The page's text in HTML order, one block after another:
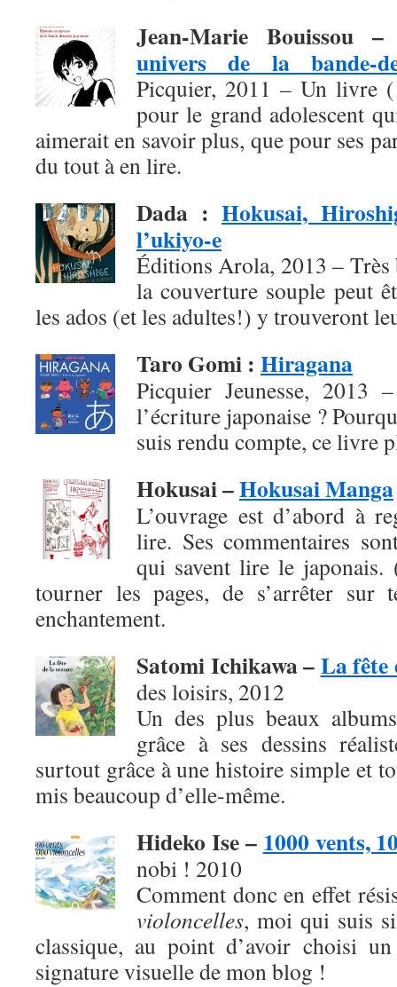
Jean-Marie Bouissou
univers de la bande-
Picquier, 2011 – Un
pour le grand adolescent
aimerait en savoir plus, que pour ses
du tout à en lire.
Dada :Hokusai,
l’ukiyo-e
Éditions Arola, 2013 – Très
la couverture souple peut
les ados (et les adultes!) y trouveront
Taro Gomi : Hiragana
Picquier Jeunesse, 2013
l’écriture japonaise ?
suis rendu compte, ce livre
Hokusai –Hokusai Manga
L’ouvrage est d’abord à
lire. Ses commentaires
qui savent lire le
tourner les pages, de s’arrêter sur
enchantement.
Satomi Ichikawa –La fête
des loisirs, 2012
Un des plus beaux
grâce à ses dessins
surtout grâce à une histoire simple et
mis beaucoup d’elle-même.
Hideko Ise – 1000 vents,
nobi ! 2010
Comment donc en effet
violoncelles, moi qui suis
classique, au point d’avoir choisi
signature visuelle de mon blog !